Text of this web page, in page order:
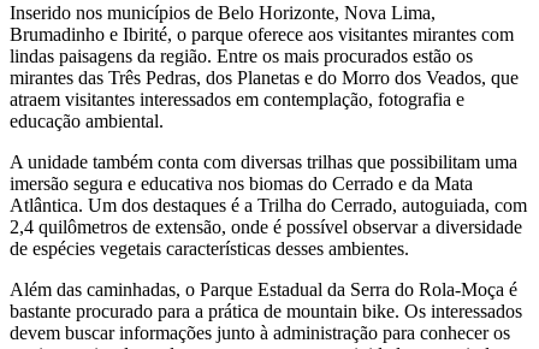
Inserido nos municípios de Belo Horizonte, Nova Lima,
Brumadinho e Ibirité, o parque oferece aos visitantes mirantes com
lindas paisagens da região. Entre os mais procurados estão os
mirantes das Três Pedras, dos Planetas e do Morro dos Veados, que
atraem visitantes interessados em contemplação, fotografia e
educação ambiental.
A unidade também conta com diversas trilhas que possibilitam uma
imersão segura e educativa nos biomas do Cerrado e da Mata
Atlântica. Um dos destaques é a Trilha do Cerrado, autoguiada, com
2,4 quilômetros de extensão, onde é possível observar a diversidade
de espécies vegetais características desses ambientes.
Além das caminhadas, o Parque Estadual da Serra do Rola-Moça é
bastante procurado para a prática de mountain bike. Os interessados
devem buscar informações junto à administração para conhecer os